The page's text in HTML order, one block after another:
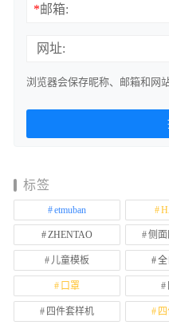
*邮箱:
网址:
浏览器会保存昵称、邮箱和网
标签
etmuban
ZHENTAO 侧
儿童模板 全
口罩
四件套样机